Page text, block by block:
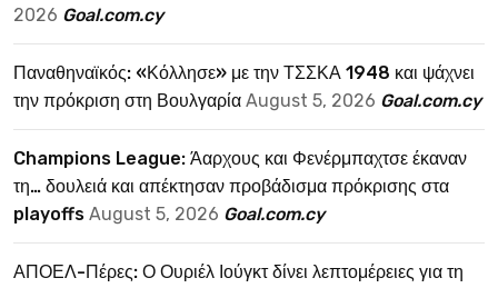
2026 Goal.com.cy
Παναθηναϊκός: «Κόλλησε» με την ΤΣΣΚΑ 1948 και ψάχνει
την πρόκριση στη Βουλγαρία August 5, 2026 Goal.com.cy
Champions League: Άαρχους και Φενέρμπαχτσε έκαναν
τη… δουλειά και απέκτησαν προβάδισμα πρόκρισης στα
playoffs August 5, 2026 Goal.com.cy
ΑΠΟΕΛ-Πέρες: Ο Ουριέλ Ιούγκτ δίνει λεπτομέρειες για τη